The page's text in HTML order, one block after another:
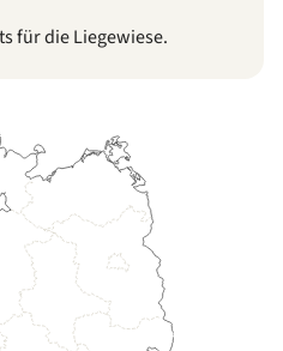
für die Liegewiese.